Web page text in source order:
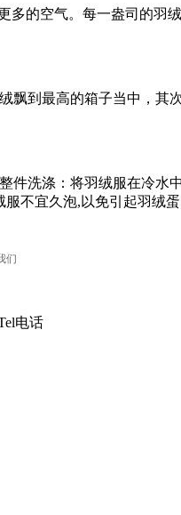
的空气。每一盎司的羽
到最高的箱子当中，其
洗涤：将羽绒服在冷水
不宜久泡,以免引起羽绒